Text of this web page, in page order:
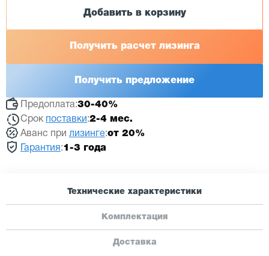
Добавить в корзину
Получить расчет лизинга
Получить предложение
Предоплата:30-40%
Срок поставки :2-4 мес.
Аванс при лизинге:от 20%
Гарантия :1-3 года
Технические характеристики
Комплектация
Доставка